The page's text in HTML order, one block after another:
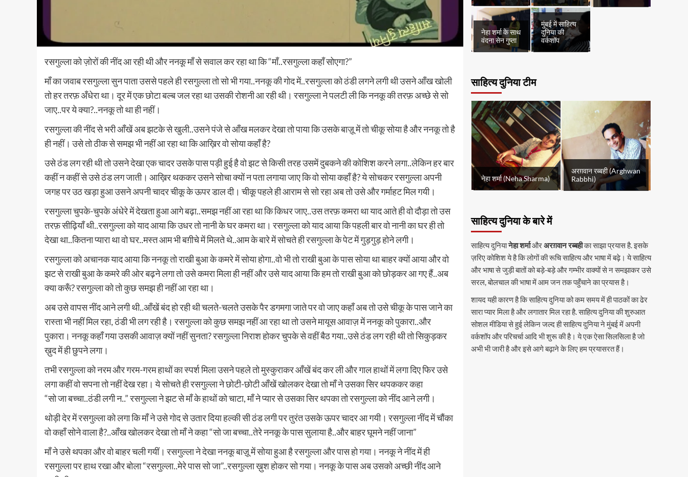
रसगुल्ला को ज़ोरों की नींद आ रही थी और ननकू माँ से सवाल कर रहा था कि “माँ..रसगुल्ला कहाँ सोएगा?”
माँ का जवाब रसगुल्ला सुन पाता उससे पहले ही रसगुल्ला तो सो भी गया..ननकू की गोद में..रसगुल्ला को ठंडी लगने लगी थी उसने आँख खोली
तो हर तरफ़ अँधेरा था। दूर में एक छोटा बल्ब जल रहा था उसकी रोशनी आ रही थी। रसगुल्ला ने पलटी ली कि ननकू की तरफ़ अच्छे से सो
जाए..पर ये क्या?..ननकू तो था ही नहीं।
रसगुल्ला की नींद से भरी आँखें अब झटके से खुली..उसने पंजे से आँख मलकर देखा तो पाया कि उसके बाज़ू में तो चीकू सोया है और ननकू तो है
ही नहीं। उसे तो ठीक से समझ भी नहीं आ रहा था कि आख़िर वो सोया कहाँ है?
उसे ठंड लग रही थी तो उसने देखा एक चादर उसके पास पड़ी हुई है वो झट से किसी तरह उसमें दुबकने की कोशिश करने लगा..लेकिन हर बार
कहीं न कहीं से उसे ठंड लग जाती। आख़िर थककर उसने सोचा क्यों न पता लगाया जाए कि वो सोया कहाँ है? ये सोचकर रसगुल्ला अपनी
जगह पर उठ खड़ा हुआ उसने अपनी चादर चीकू के ऊपर डाल दी। चीकू पहले ही आराम से सो रहा अब तो उसे और गर्माहट मिल गयी।
रसगुल्ला चुपके-चुपके अंधेरे में देखता हुआ आगे बढ़ा..समझ नहीं आ रहा था कि किधर जाए..उस तरफ़ कमरा था याद आते ही वो दौड़ा तो उस
तरफ़ सीढ़ियाँ थी..रसगुल्ला को याद आया कि उधर तो नानी के घर कमरा था। रसगुल्ला को याद आया कि पहली बार वो नानी का घर ही तो
देखा था..कितना प्यारा था वो घर..मस्त आम भी बग़ीचे में मिलते थे..आम के बारे में सोचते ही रसगुल्ला के पेट में गुड़गुड़ होने लगी।
रसगुल्ला को अचानक याद आया कि ननकू तो राखी बुआ के कमरे में सोया होगा..वो भी तो राखी बुआ के पास सोया था बाहर क्यों आया और वो
झट से राखी बुआ के कमरे की ओर बढ़ने लगा तो उसे कमरा मिला ही नहीं और उसे याद आया कि हम तो राखी बुआ को छोड़कर आ गए हैं..अब
क्या करूँ? रसगुल्ला को तो कुछ समझ ही नहीं आ रहा था।
अब उसे वापस नींद आने लगी थी..आँखें बंद हो रही थी चलते-चलते उसके पैर डगमगा जाते पर वो जाए कहाँ अब तो उसे चीकू के पास जाने का
रास्ता भी नहीं मिल रहा, ठंडी भी लग रही है। रसगुल्ला को कुछ समझ नहीं आ रहा था तो उसने मायूस आवाज़ में ननकू को पुकारा..और
पुकारा। ननकू कहाँ गया उसकी आवाज़ क्यों नहीं सुनता? रसगुल्ला निराश होकर चुपके से वहीं बैठ गया..उसे ठंड लग रही थी तो सिकुड़कर
ख़ुद में ही छुपने लगा।
तभी रसगुल्ला को नरम और गरम-गरम हाथों का स्पर्श मिला उसने पहले तो मुस्कुराकर आँखें बंद कर ली और गाल हाथों में लगा दिए फिर उसे
लगा कहीं वो सपना तो नहीं देख रहा। ये सोचते ही रसगुल्ला ने छोटी-छोटी आँखें खोलकर देखा तो माँ ने उसका सिर थपककर कहा
“सो जा बच्चा..ठंडी लगी न..” रसगुल्ला ने झट से माँ के हाथों को चाटा, माँ ने प्यार से उसका सिर थपका तो रसगुल्ला को नींद आने लगी।
थोड़ी देर में रसगुल्ला को लगा कि माँ ने उसे गोद से उतार दिया हल्की सी ठंड लगी पर तुरंत उसके ऊपर चादर आ गयी। रसगुल्ला नींद में चौंका
वो कहाँ सोने वाला है?..आँख खोलकर देखा तो माँ ने कहा “सो जा बच्चा..तेरे ननकू के पास सुलाया है..और बाहर घूमने नहीं जाना”
माँ ने उसे थपका और वो बाहर चली गयीं। रसगुल्ला ने देखा ननकू बाज़ू में सोया हुआ है रसगुल्ला और पास हो गया। ननकू ने नींद में ही
रसगुल्ला पर हाथ रखा और बोला “रसगुल्ला..मेरे पास सो जा”..रसगुल्ला ख़ुश होकर सो गया। ननकू के पास अब उसको अच्छी नींद आने
नेहा शर्मा के साथ
वंदना सेन गुप्ता
मुंबई में साहित्य
दुनिया की
वर्कशॉप
साहित्य दुनिया टीम
नेहा शर्मा (Neha Sharma)
अरग़वान रब्बही (Arghwan
Rabbhi)
साहित्य दुनिया के बारे में
साहित्य दुनियानेहा शर्माऔरअरग़वान रब्बहीका साझा प्रयास है. इसके
ज़रिए कोशिश ये है कि लोगों की रूचि साहित्य और भाषा में बढ़े। ये साहित्य
और भाषा से जुड़ी बातों को बड़े-बड़े और गम्भीर वाक्यों से न समझाकर उसे
सरल, बोलचाल की भाषा में आम जन तक पहुँचाने का प्रयास है।
शायद यही कारण है कि साहित्य दुनिया को कम समय में ही पाठकों का ढेर
सारा प्यार मिला है और लगातार मिल रहा है. साहित्य दुनिया की शुरुआत
सोशल मीडिया से हुई लेकिन जल्द ही साहित्य दुनिया ने मुंबई में अपनी
वर्कशॉप और परिचर्चा आदि भी शुरू की है। ये एक ऐसा सिलसिला है जो
अभी भी जारी है और इसे आगे बढ़ाने के लिए हम प्रयासरत हैं।